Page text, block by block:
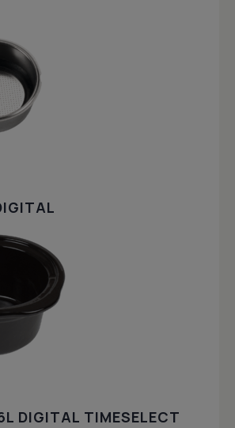
DIGITAL TIMESELECT